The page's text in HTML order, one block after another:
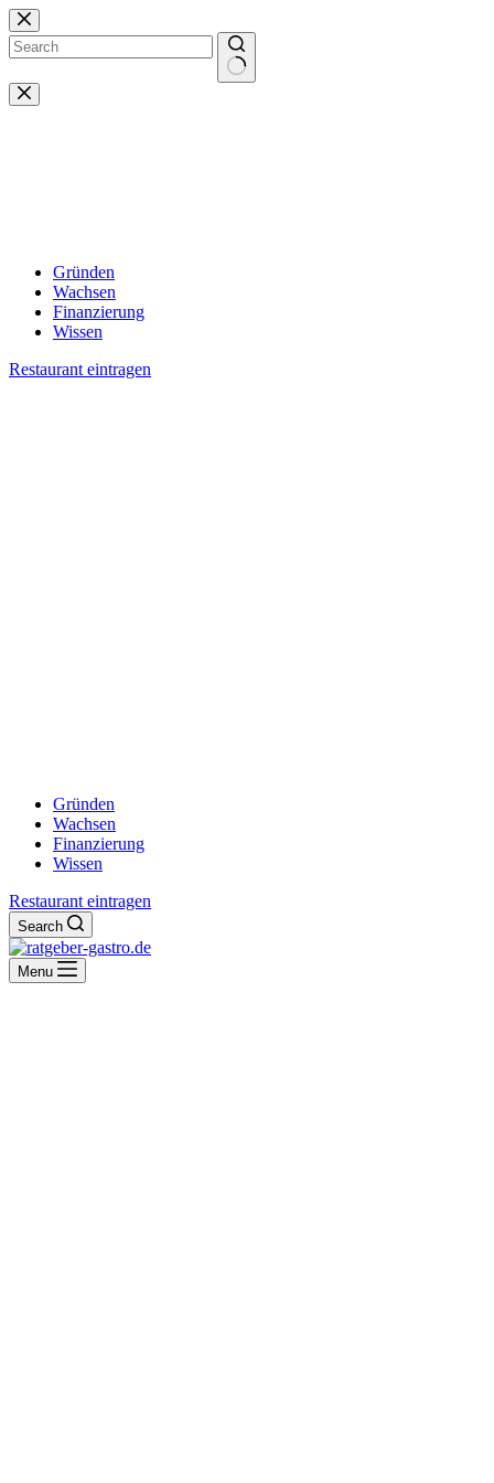
Zum
Inhalt
springen
Keine
Ergebnisse
Gründen
Wachsen
Finanzierung
Wissen
Restaurant eintragen
Gründen
Wachsen
Finanzierung
Wissen
Restaurant eintragen
Search
Menu